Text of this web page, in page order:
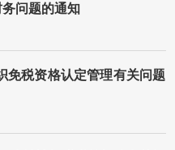
问题的通知
免税资格认定管理有关问题